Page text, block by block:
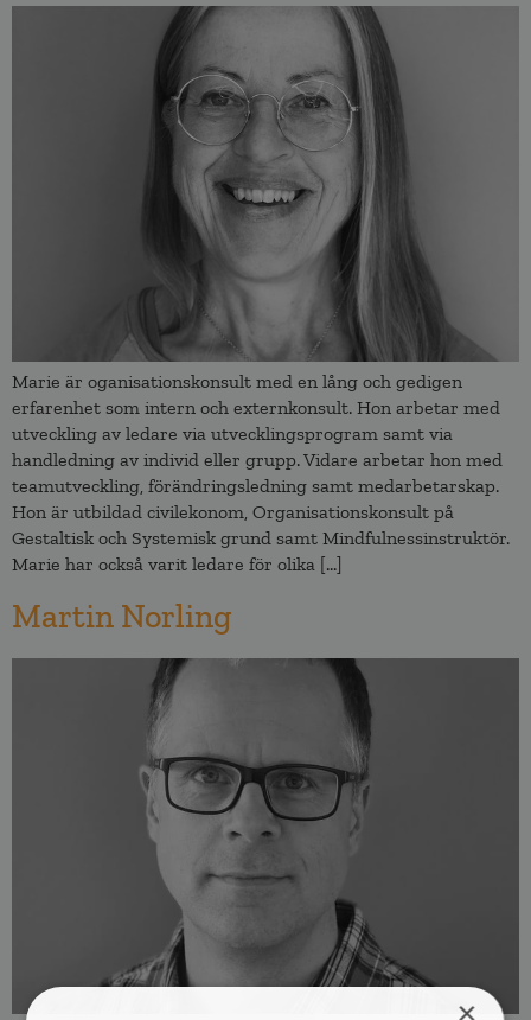
Marie är oganisationskonsult med en lång och gedigen
erfarenhet som intern och externkonsult. Hon arbetar med
utveckling av ledare via utvecklingsprogram samt via
handledning av individ eller grupp. Vidare arbetar hon med
teamutveckling, förändringsledning samt medarbetarskap.
Hon är utbildad civilekonom, Organisationskonsult på
Gestaltisk och Systemisk grund samt Mindfulnessinstruktör.
Marie har också varit ledare för olika […]
Martin Norling